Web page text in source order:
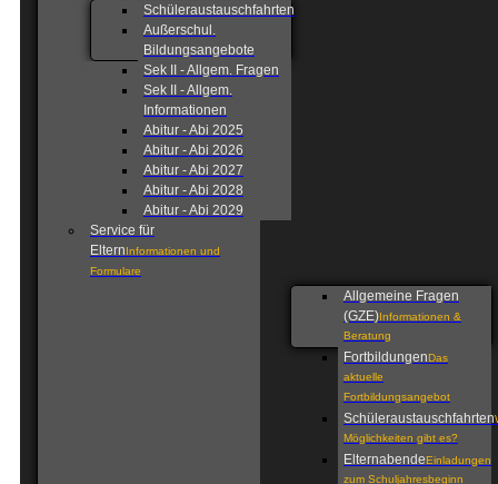
Schüleraustauschfahrten
Außerschul.
Bildungsangebote
Sek II - Allgem. Fragen
Sek II - Allgem.
Informationen
Abitur - Abi 2025
Abitur - Abi 2026
Abitur - Abi 2027
Abitur - Abi 2028
Abitur - Abi 2029
Service für
ElternInformationen und
Formulare
Allgemeine Fragen
(GZE)Informationen &
Beratung
FortbildungenDas
aktuelle
Fortbildungsangebot
Schüleraustauschfahrten
Möglichkeiten gibt es?
ElternabendeEinladungen
zum Schuljahresbeginn